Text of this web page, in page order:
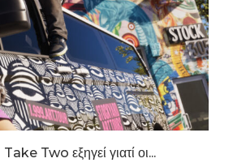
Two εξηγεί γιατί οι...